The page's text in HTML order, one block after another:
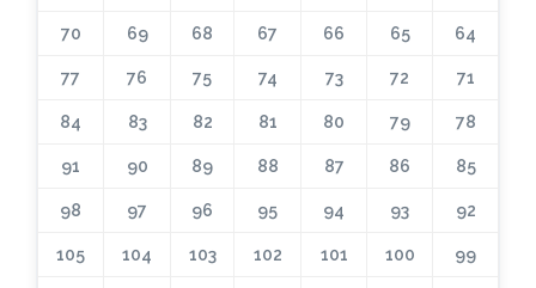
64
65
66
67
68
69
70
71
72
73
74
75
76
77
78
79
80
81
82
83
84
85
86
87
88
89
90
91
92
93
94
95
96
97
98
99
100
101
102
103
104
105